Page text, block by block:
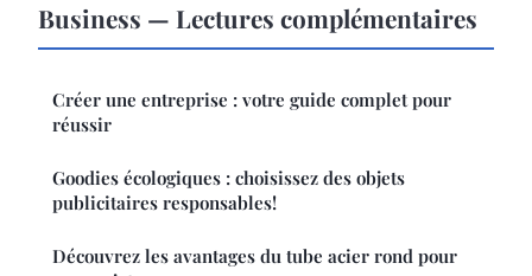
Business — Lectures complémentaires
Créer une entreprise : votre guide complet pour
réussir
Goodies écologiques : choisissez des objets
publicitaires responsables!
Découvrez les avantages du tube acier rond pour